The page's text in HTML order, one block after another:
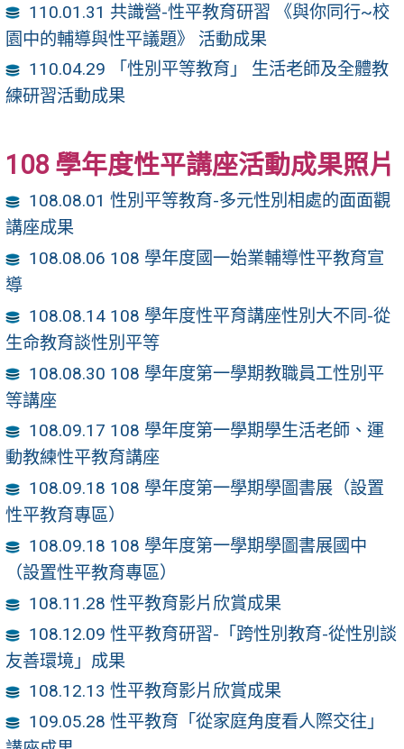
110.01.31 共識營-性平教育研習 《與你同行~校
園中的輔導與性平議題》 活動成果
110.04.29 「性別平等教育」 生活老師及全體教
練研習活動成果
108 學年度性平講座活動成果照片
108.08.01 性別平等教育-多元性別相處的面面觀
講座成果
108.08.06 108 學年度國一始業輔導性平教育宣
導
108.08.14 108 學年度性平育講座性別大不同-從
生命教育談性別平等
108.08.30 108 學年度第一學期教職員工性別平
等講座
108.09.17 108 學年度第一學期學生活老師、運
動教練性平教育講座
108.09.18 108 學年度第一學期學圖書展（設置
性平教育專區）
108.09.18 108 學年度第一學期學圖書展國中
（設置性平教育專區）
108.11.28 性平教育影片欣賞成果
108.12.09 性平教育研習-「跨性別教育-從性別談
友善環境」成果
108.12.13 性平教育影片欣賞成果
109.05.28 性平教育「從家庭角度看人際交往」